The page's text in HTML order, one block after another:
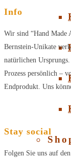
Info
Wir sind “Hand Made
Bernstein-Unikate
natürlichen
Prozess persönlich –
Endprodukt. Uns
Stay social
Folgen Sie uns auf